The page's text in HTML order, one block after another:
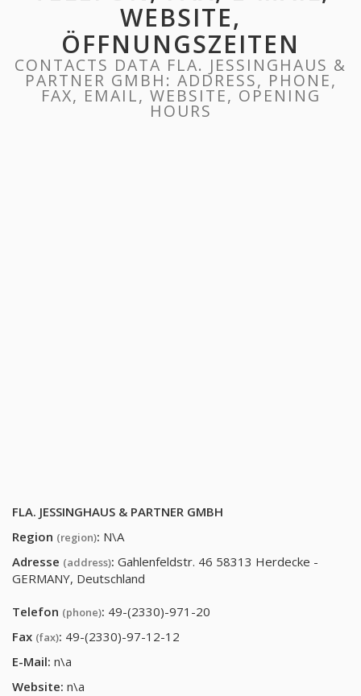
WEBSITE,
ÖFFNUNGSZEITEN
CONTACTS DATA FLA. JESSINGHAUS &
PARTNER GMBH: ADDRESS, PHONE,
FAX, EMAIL, WEBSITE, OPENING
HOURS
FLA. JESSINGHAUS & PARTNER GMBH
Region (region): N\A
Adresse (address): Gahlenfeldstr. 46 58313 Herdecke -
GERMANY, Deutschland
Telefon (phone): 49-(2330)-971-20
Fax (fax): 49-(2330)-97-12-12
E-Mail: n\a
Website: n\a